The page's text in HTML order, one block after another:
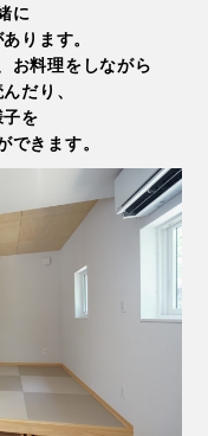
に
ります。
お料理をしながら
だり、
を
できます。